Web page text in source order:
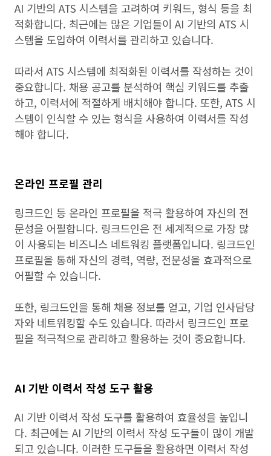
AI 기반의 ATS 시스템을 고려하여 키워드, 형식 등을 최
적화합니다. 최근에는 많은 기업들이 AI 기반의 ATS 시
스템을 도입하여 이력서를 관리하고 있습니다.
따라서 ATS 시스템에 최적화된 이력서를 작성하는 것이
중요합니다. 채용 공고를 분석하여 핵심 키워드를 추출
하고, 이력서에 적절하게 배치해야 합니다. 또한, ATS 시
스템이 인식할 수 있는 형식을 사용하여 이력서를 작성
해야 합니다.
온라인 프로필 관리
링크드인 등 온라인 프로필을 적극 활용하여 자신의 전
문성을 어필합니다. 링크드인은 전 세계적으로 가장 많
이 사용되는 비즈니스 네트워킹 플랫폼입니다. 링크드인
프로필을 통해 자신의 경력, 역량, 전문성을 효과적으로
어필할 수 있습니다.
또한, 링크드인을 통해 채용 정보를 얻고, 기업 인사담당
자와 네트워킹할 수도 있습니다. 따라서 링크드인 프로
필을 적극적으로 관리하고 활용하는 것이 중요합니다.
AI 기반 이력서 작성 도구 활용
AI 기반 이력서 작성 도구를 활용하여 효율성을 높입니
다. 최근에는 AI 기반의 이력서 작성 도구들이 많이 개발
되고 있습니다. 이러한 도구들을 활용하면 이력서 작성